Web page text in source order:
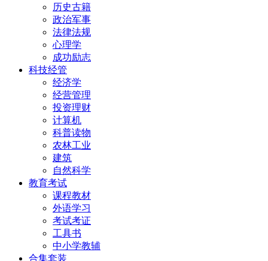
历史古籍
政治军事
法律法规
心理学
成功励志
科技经管
经济学
经营管理
投资理财
计算机
科普读物
农林工业
建筑
自然科学
教育考试
课程教材
外语学习
考试考证
工具书
中小学教辅
合集套装